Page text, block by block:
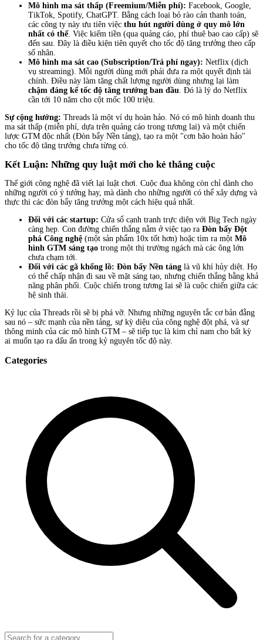
Mô hình ma sát thấp (Freemium/Miễn phí): Facebook, Google,
TikTok, Spotify, ChatGPT. Bằng cách loại bỏ rào cản thanh toán,
các công ty này ưu tiên việc thu hút người dùng ở quy mô lớn
nhất có thể. Việc kiếm tiền (qua quảng cáo, phí thuê bao cao cấp) sẽ
đến sau. Đây là điều kiện tiên quyết cho tốc độ tăng trưởng theo cấp
số nhân.
Mô hình ma sát cao (Subscription/Trả phí ngay): Netflix (dịch
vụ streaming). Mỗi người dùng mới phải đưa ra một quyết định tài
chính. Điều này làm tăng chất lượng người dùng nhưng lại làm
chậm đáng kể tốc độ tăng trưởng ban đầu . Đó là lý do Netflix
cần tới 10 năm cho cột mốc 100 triệu.
Sự cộng hưởng: Threads là một ví dụ hoàn hảo. Nó có mô hình doanh thu
ma sát thấp (miễn phí, dựa trên quảng cáo trong tương lai) và một chiến
lược GTM độc nhất (Đòn bẩy Nền tảng), tạo ra một "cơn bão hoàn hảo"
cho tốc độ tăng trưởng chưa từng có.
Kết Luận: Những quy luật mới cho kẻ thắng cuộc
Thế giới công nghệ đã viết lại luật chơi. Cuộc đua không còn chỉ dành cho
những người có ý tưởng hay, mà dành cho những người có thể xây dựng và
thực thi các đòn bẩy tăng trưởng một cách hiệu quả nhất.
Đối với các startup: Cửa sổ cạnh tranh trực diện với Big Tech ngày
càng hẹp. Con đường chiến thắng nằm ở việc tạo ra Đòn bẩy Đột
phá Công nghệ (một sản phẩm 10x tốt hơn) hoặc tìm ra một Mô
hình GTM sáng tạo trong một thị trường ngách mà các ông lớn
chưa chạm tới.
Đối với các gã khổng lồ: Đòn bẩy Nền tảng là vũ khí hủy diệt. Họ
có thể chấp nhận đi sau về mặt sáng tạo, nhưng chiến thắng bằng khả
năng phân phối. Cuộc chiến trong tương lai sẽ là cuộc chiến giữa các
hệ sinh thái.
Kỷ lục của Threads rồi sẽ bị phá vỡ. Nhưng những nguyên tắc cơ bản đằng
sau nó – sức mạnh của nền tảng, sự kỳ diệu của công nghệ đột phá, và sự
thông minh của các mô hình GTM – sẽ tiếp tục là kim chỉ nam cho bất kỳ
ai muốn tạo ra dấu ấn trong kỷ nguyên tốc độ này.
Categories